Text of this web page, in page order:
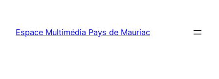
contenu
Espace Multimédia Pays de Mauriac